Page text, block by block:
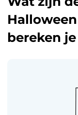
bereken je